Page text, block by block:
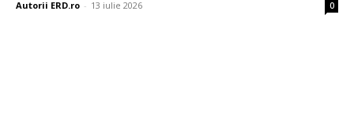
Autorii ERD.ro - 13 iulie 2026 0